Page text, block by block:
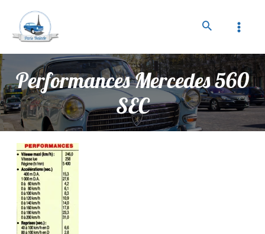
Performances Mercedes 560
SEC